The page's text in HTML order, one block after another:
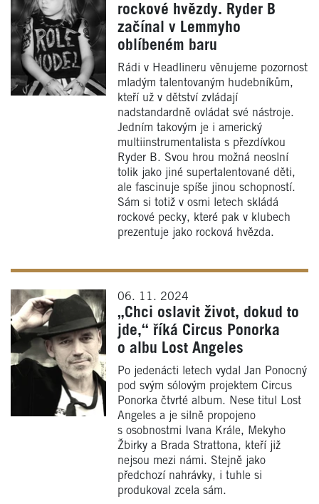
rockové hvězdy. Ryder B
začínal v Lemmyho
oblíbeném baru
Rádi v Headlineru věnujeme pozornost
mladým talentovaným hudebníkům,
kteří už v dětství zvládají
nadstandardně ovládat své nástroje.
Jedním takovým je i americký
multiinstrumentalista s přezdívkou
Ryder B. Svou hrou možná neoslní
tolik jako jiné supertalentované děti,
ale fascinuje spíše jinou schopností.
Sám si totiž v osmi letech skládá
rockové pecky, které pak v klubech
prezentuje jako rocková hvězda.
06. 11. 2024
„Chci oslavit život, dokud to
jde,“ říká Circus Ponorka
o albu Lost Angeles
Po jedenácti letech vydal Jan Ponocný
pod svým sólovým projektem Circus
Ponorka čtvrté album. Nese titul Lost
Angeles a je silně propojeno
s osobnostmi Ivana Krále, Mekyho
Žbirky a Brada Strattona, kteří již
nejsou mezi námi. Stejně jako
předchozí nahrávky, i tuhle si
produkoval zcela sám.